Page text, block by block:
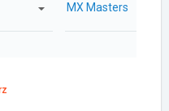
MX Masters